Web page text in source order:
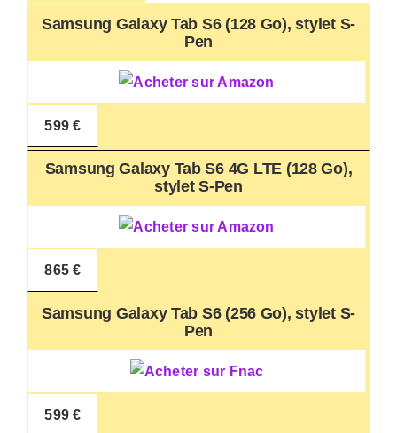
Samsung Galaxy Tab S6 (128 Go), stylet S-
Pen
599 €
Samsung Galaxy Tab S6 4G LTE (128 Go),
stylet S-Pen
865 €
Samsung Galaxy Tab S6 (256 Go), stylet S-
Pen
599 €